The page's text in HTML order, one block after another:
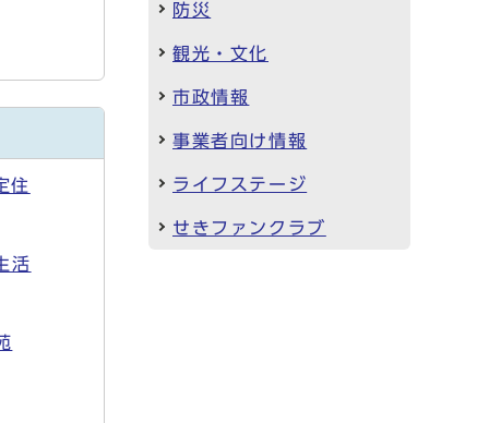
住
活
防災
観光・文化
市政情報
事業者向け情報
ライフステージ
せきファンクラブ